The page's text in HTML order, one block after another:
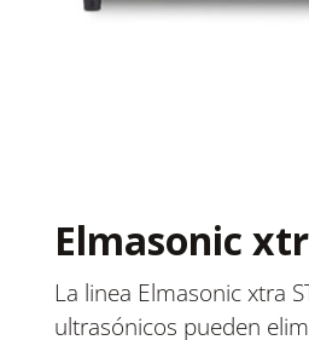
Elmasonic
La linea Elmasonic xtra
ultrasónicos pueden